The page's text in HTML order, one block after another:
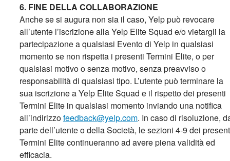
6. FINE DELLA COLLABORAZIONE
Anche se si augura non sia il caso, Yelp può revocare
all’utente l’iscrizione alla Yelp Elite Squad e/o vietargli la
partecipazione a qualsiasi Evento di Yelp in qualsiasi
momento se non rispetta i presenti Termini Elite, o per
qualsiasi motivo o senza motivo, senza preavviso o
responsabilità di qualsiasi tipo. L’utente può terminare la
sua iscrizione a Yelp Elite Squad e il rispetto dei presenti
Termini Elite in qualsiasi momento inviando una notifica
all’indirizzofeedback@yelp.com. In caso di risoluzione,
parte dell’utente o della Società, le sezioni 4-9 dei
Termini Elite continueranno ad avere piena validità ed
efficacia.